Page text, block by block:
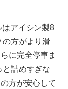
アイシン製8
の方がより滑
に完全停車ま
と詰めすぎな
方が安心して